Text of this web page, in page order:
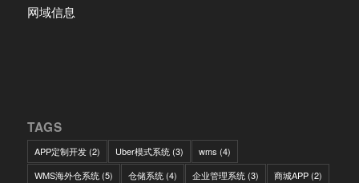
网域信息
TAGS
APP定制开发(2) Uber模式系统(3) wms (4)
WMS海外仓系统(5) 仓储系统(4) 企业管理系统(3) 商城APP(2)